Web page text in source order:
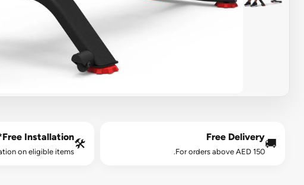
🚚
Free Delivery
For orders above AED 150.
🛠️
Free Installation*
on eligible items.